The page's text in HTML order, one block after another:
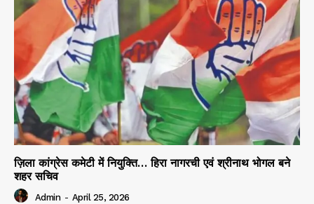
ज़िला कांग्रेस कमेटी में नियुक्ति… हिरा नागरची एवं श्रीनाथ भोगल बने
शहर सचिव
Admin - April 25, 2026